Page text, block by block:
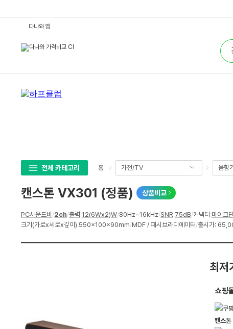
합
검
색
다나와 앱
전체 카테고리 홈 가전/TV 음향
캔스톤 VX301 (정품) 상품비교
상
세
스
PC사운드바/2ch/출력:12(6Wx2)W/80Hz~16kHz/SNR:75dB/커넥터 :마이크
크기(가로x세로x깊이):550x100x90mm/MDF / 패시브라디에이터 /출시가:
최저
쇼핑
캔스톤네